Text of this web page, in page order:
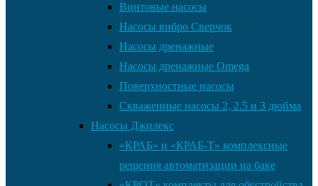
Винтовые насосы
Насосы вибро Сверчок
Насосы дренажные
Насосы дренажные Omega
Поверхностные насосы
Скваженные насосы 2, 2.5 и 3 дюйма
Насосы Джилекс
«КРАБ» и «КРАБ-Т» комплексные
решения автоматизации на баке